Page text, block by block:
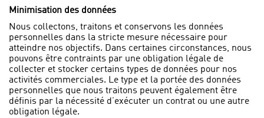
Minimisation des données
Nous collectons, traitons et conservons les données
personnelles dans la stricte mesure nécessaire pour
atteindre nos objectifs. Dans certaines circonstances, nous
pouvons être contraints par une obligation légale de
collecter et stocker certains types de données pour nos
activités commerciales. Le type et la portée des données
personnelles que nous traitons peuvent également être
définis par la nécessité d’exécuter un contrat ou une autre
obligation légale.